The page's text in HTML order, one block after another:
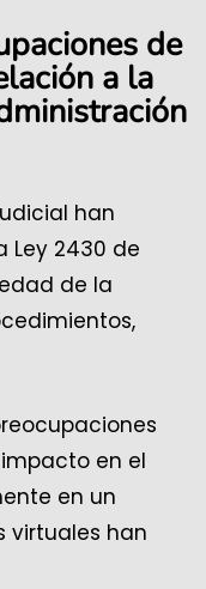
de
a la
han
Ley 2430 de
de la
en el
en un
virtuales han